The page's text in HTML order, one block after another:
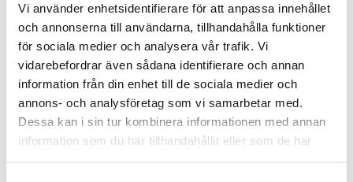
Vi använder enhetsidentifierare för att anpassa innehållet
och annonserna till användarna, tillhandahålla funktioner
för sociala medier och analysera vår trafik. Vi
vidarebefordrar även sådana identifierare och annan
information från din enhet till de sociala medier och
annons- och analysföretag som vi samarbetar med.
Dessa kan i sin tur kombinera informationen med annan
information som du har tillhandahållit eller som de har
Liknande produkter
Kampanj Kampanj